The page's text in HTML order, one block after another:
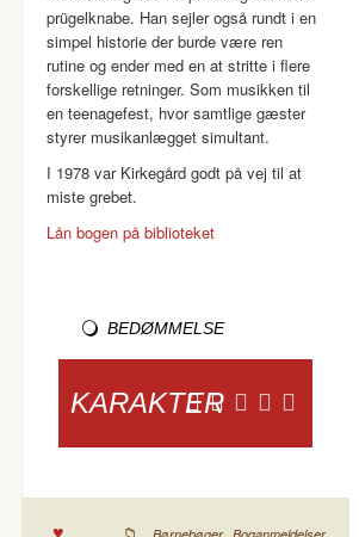
prügelknabe. Han sejler også rundt i en
simpel historie der burde være ren
rutine og ender med en at stritte i flere
forskellige retninger. Som musikken til
en teenagefest, hvor samtlige gæster
styrer musikanlægget simultant.
I 1978 var Kirkegård godt på vej til at
miste grebet.
Lån bogen på biblioteket
BEDØMMELSE
KARAKTER